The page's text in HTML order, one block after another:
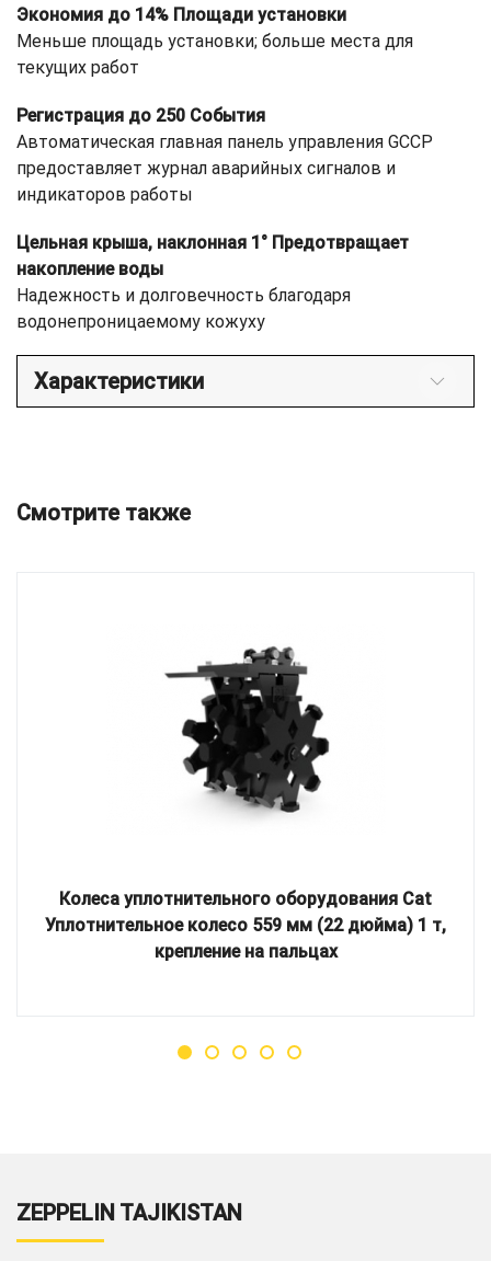
Экономия до 14% Площади установки
Меньше площадь установки; больше места для
текущих работ
Регистрация до 250 События
Автоматическая главная панель управления GCCP
предоставляет журнал аварийных сигналов и
индикаторов работы
Цельная крыша, наклонная 1° Предотвращает
накопление воды
Надежность и долговечность благодаря
водонепроницаемому кожуху
Характеристики
Смотрите также
Колеса уплотнительного оборудования Cat
Уплотнительное колесо 559 мм (22 дюйма) 1 т,
крепление на пальцах
ZEPPELIN TAJIKISTAN